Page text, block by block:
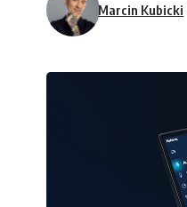
Marcin Kubicki